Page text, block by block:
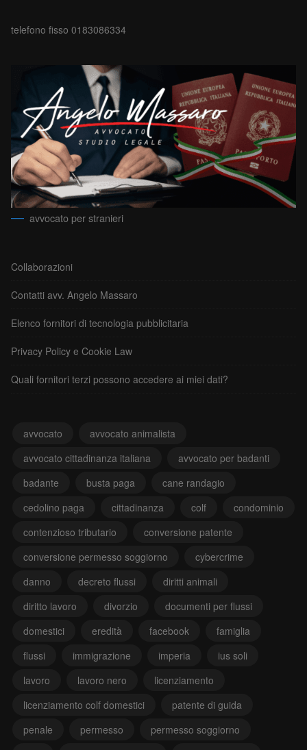
telefono fisso 0183086334
avvocato per stranieri
Collaborazioni
Contatti avv. Angelo Massaro
Elenco fornitori di tecnologia pubblicitaria
Privacy Policy e Cookie Law
Quali fornitori terzi possono accedere ai miei dati?
avvocato
avvocato animalista
avvocato cittadinanza italiana
avvocato per badanti
badante
busta paga
cane randagio
cedolino paga
cittadinanza colf
condominio
contenzioso tributario
conversione patente
conversione permesso soggiorno
cybercrime
danno
decreto flussi
diritti animali
diritto lavoro
divorzio
documenti per flussi
domestici
eredità facebook
famiglia
flussi
immigrazione imperia
ius soli
lavoro
lavoro nero
licenziamento
licenziamento colf domestici
patente di guida
penale
permesso
permesso soggiorno